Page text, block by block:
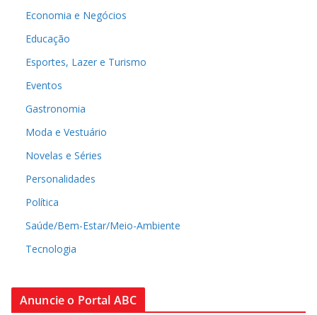
Economia e Negócios
Educação
Esportes, Lazer e Turismo
Eventos
Gastronomia
Moda e Vestuário
Novelas e Séries
Personalidades
Política
Saúde/Bem-Estar/Meio-Ambiente
Tecnologia
Anuncie o Portal ABC